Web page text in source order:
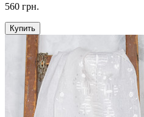
560 грн.
Купить